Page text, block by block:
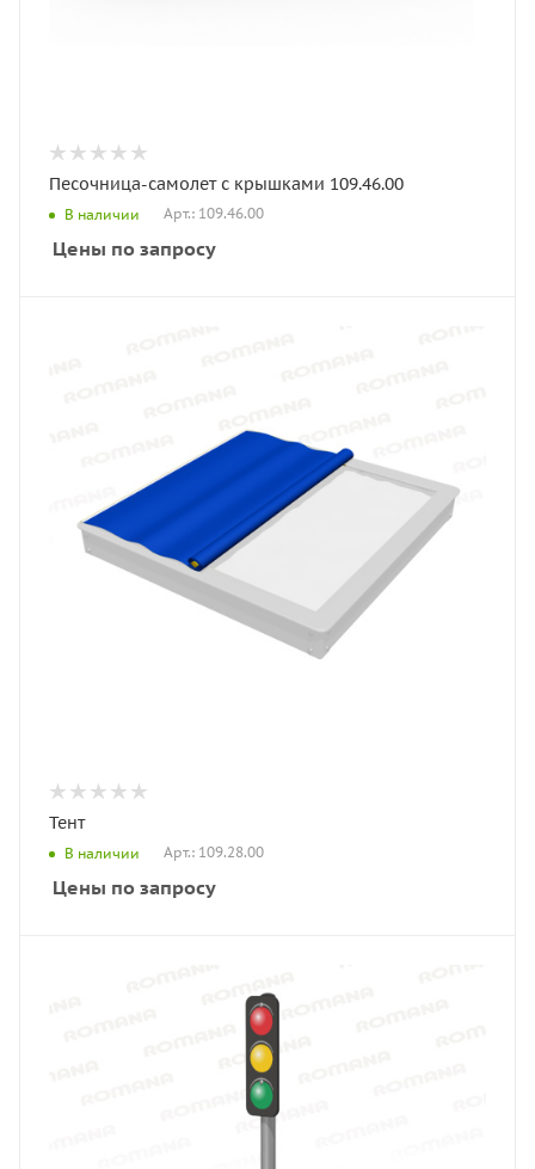
Песочница-самолет с крышками 109.46.00
В наличии Арт.: 109.46.00
Цены по запросу
Тент
В наличии Арт.: 109.28.00
Цены по запросу